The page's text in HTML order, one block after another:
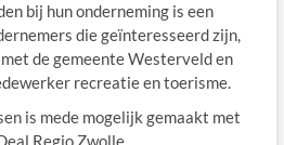
bij hun onderneming is een
die geïnteresseerd zijn,
de gemeente Westerveld en
recreatie en toerisme.
is mede mogelijk gemaakt met